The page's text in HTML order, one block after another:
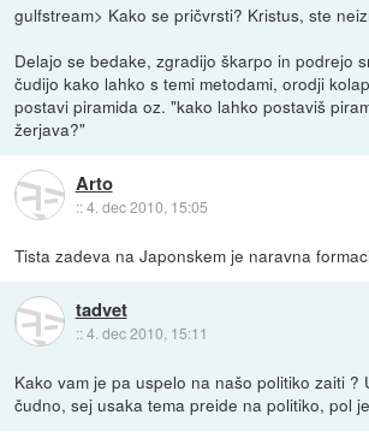
gulfstream> Kako se pričvrsti? Kristus, ste
Delajo se bedake, zgradijo škarpo in podrejo
čudijo kako lahko s temi metodami, orodji
postavi piramida oz. "kako lahko postaviš
žerjava?"
Arto
::4. dec 2010, 15:05
Tista zadeva na Japonskem je naravna
tadvet
::4. dec 2010, 15:11
Kako vam je pa uspelo na našo politiko zaiti ?
čudno, sej usaka tema preide na politiko, pol